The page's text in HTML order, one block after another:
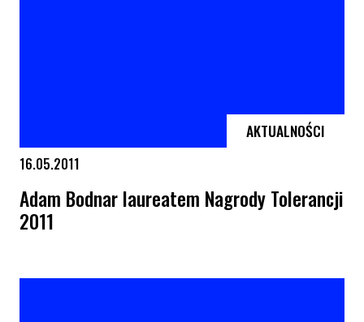
AKTUALNOŚCI
16.05.2011
Adam Bodnar laureatem Nagrody Tolerancji
2011